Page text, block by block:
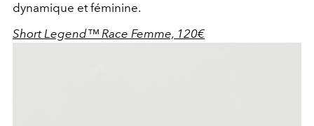
dynamique et féminine.
Short Legend™ Race Femme, 120€